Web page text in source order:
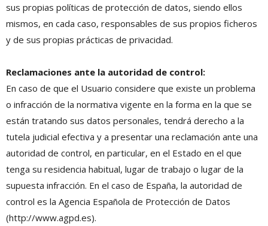
sus propias políticas de protección de datos, siendo ellos
mismos, en cada caso, responsables de sus propios ficheros
y de sus propias prácticas de privacidad.
Reclamaciones ante la autoridad de control:
En caso de que el Usuario considere que existe un problema
o infracción de la normativa vigente en la forma en la que se
están tratando sus datos personales, tendrá derecho a la
tutela judicial efectiva y a presentar una reclamación ante una
autoridad de control, en particular, en el Estado en el que
tenga su residencia habitual, lugar de trabajo o lugar de la
supuesta infracción. En el caso de España, la autoridad de
control es la Agencia Española de Protección de Datos
(http://www.agpd.es).